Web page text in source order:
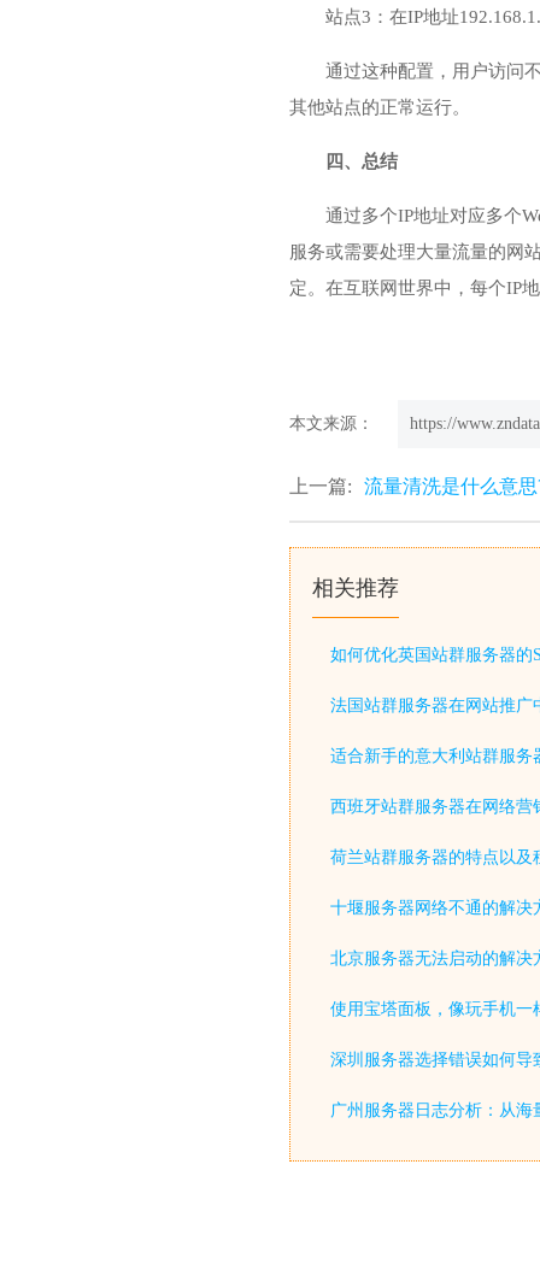
站点3：在IP地址
通过这种配置，用户访问
其他站点的正常运行。
四、总结
通过多个IP地址对应多个
服务或需要处理大量流量的网
定。在互联网世界中，每个IP
本文来源： https://
上一篇: 流量清洗是什么意思
相关推荐
如何优化英国站群服务器的
法国站群服务器在网站推广
适合新手的意大利站群服务
西班牙站群服务器在网络营
荷兰站群服务器的特点以及
十堰服务器网络不通的解决
北京服务器无法启动的解决
使用宝塔面板，像玩手机一
深圳服务器选择错误如何导
广州服务器日志分析：从海